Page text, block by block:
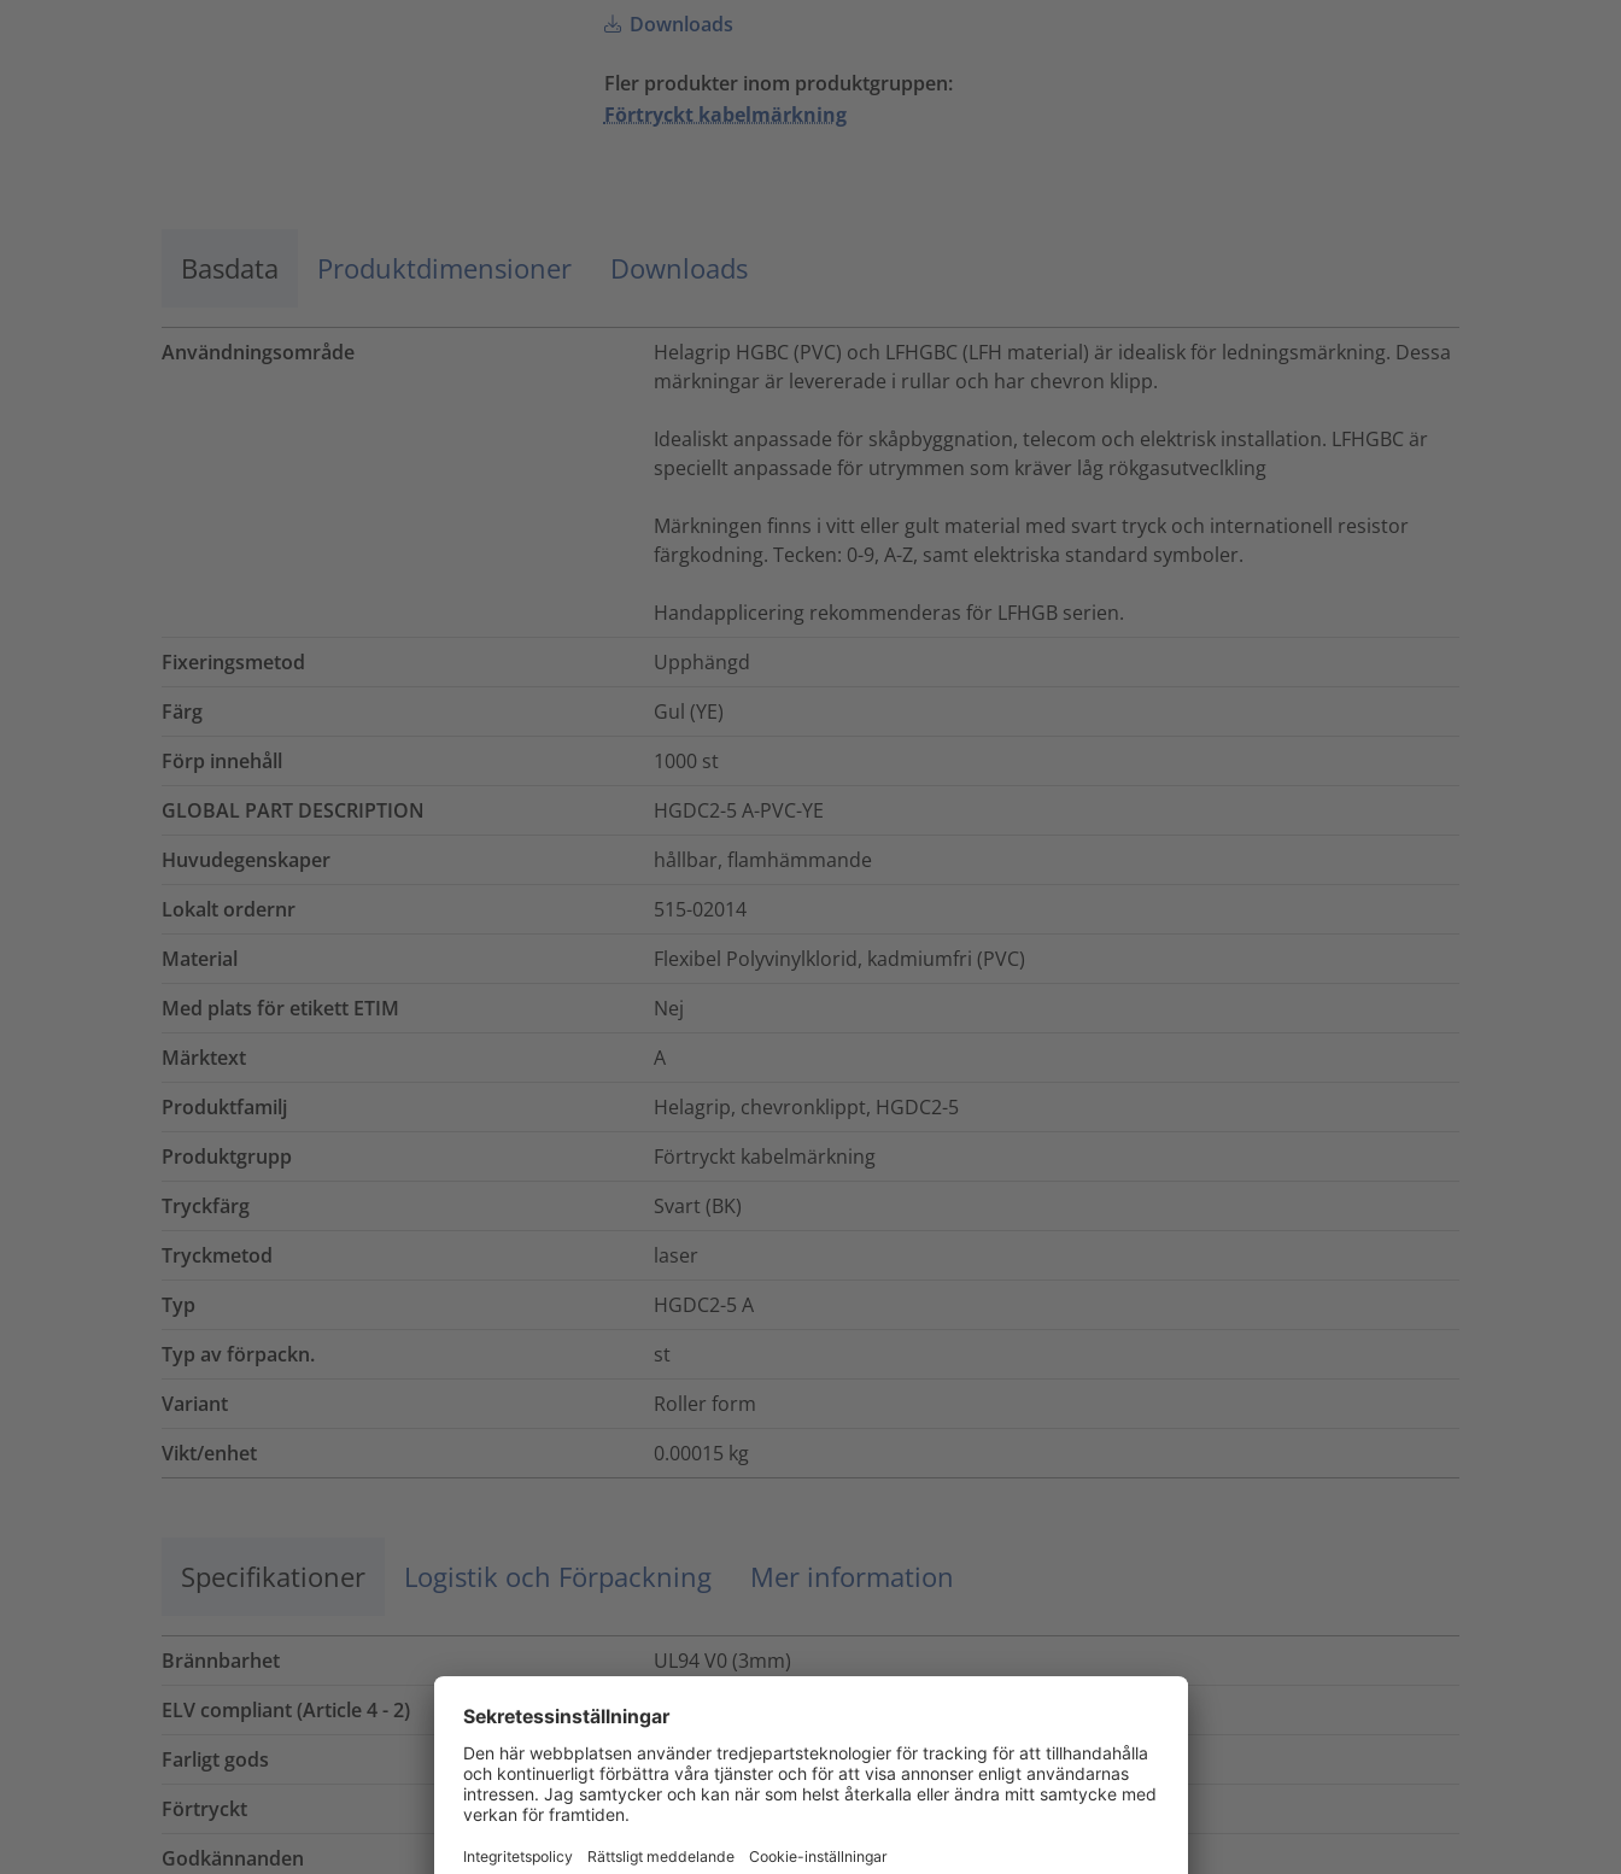
Downloads
Fler produkter inom produktgruppen:
Förtryckt kabelmärkning
Basdata Produktdimensioner Downloads
Användningsområde
Helagrip HGBC (PVC) och LFHGBC (LFH material) är idealisk för ledningsmärkning. Dessa
märkningar är levererade i rullar och har chevron klipp.
Idealiskt anpassade för skåpbyggnation, telecom och elektrisk installation. LFHGBC är
speciellt anpassade för utrymmen som kräver låg rökgasutveclkling
Märkningen finns i vitt eller gult material med svart tryck och internationell resistor
färgkodning. Tecken: 0-9, A-Z, samt elektriska standard symboler.
Handapplicering rekommenderas för LFHGB serien.
Fixeringsmetod
Upphängd
Färg
Gul (YE)
Förp innehåll
1000 st
GLOBAL PART DESCRIPTION
HGDC2-5 A-PVC-YE
Huvudegenskaper
hållbar, flamhämmande
Lokalt ordernr
515-02014
Material
Flexibel Polyvinylklorid, kadmiumfri (PVC)
Med plats för etikett ETIM
Nej
Märktext
A
Produktfamilj
Helagrip, chevronklippt, HGDC2-5
Produktgrupp
Förtryckt kabelmärkning
Tryckfärg
Svart (BK)
Tryckmetod
laser
Typ
HGDC2-5 A
Typ av förpackn.
st
Variant
Roller form
Vikt/enhet
0.00015 kg
Specifikationer Logistik och Förpackning Mer information
Brännbarhet
UL94 V0 (3mm)
ELV compliant (Article 4 - 2)
Ja
Farligt gods
Nej
Förtryckt
Ja
Godkännanden